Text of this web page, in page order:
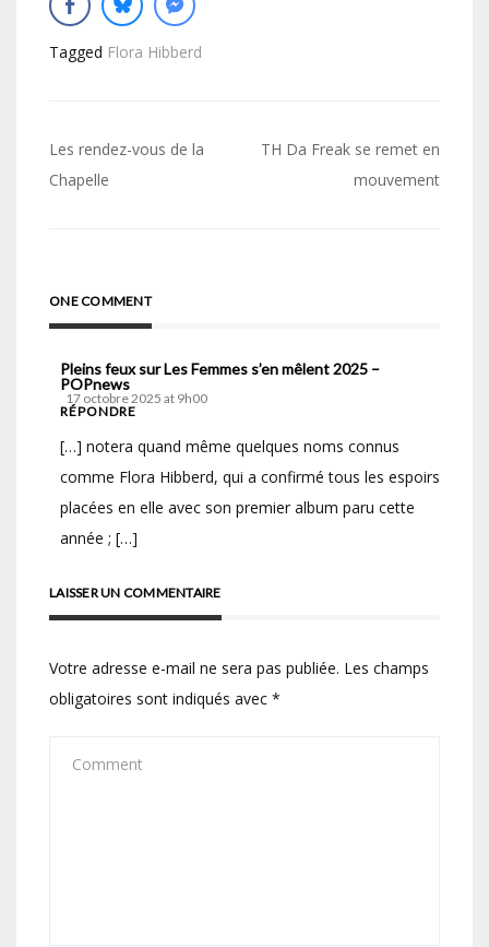
Tagged Flora Hibberd
Navigation
de
Les rendez-vous de la
Chapelle
TH Da Freak se remet en
mouvement
ONE COMMENT
Pleins feux sur Les Femmes s’en mêlent 2025 –
POPnews
17 octobre 2025 at 9h00
RÉPONDRE
[…] notera quand même quelques noms connus
comme Flora Hibberd, qui a confirmé tous les espoirs
placées en elle avec son premier album paru cette
année ; […]
LAISSER UN COMMENTAIRE
Votre adresse e-mail ne sera pas publiée. Les champs
obligatoires sont indiqués avec *